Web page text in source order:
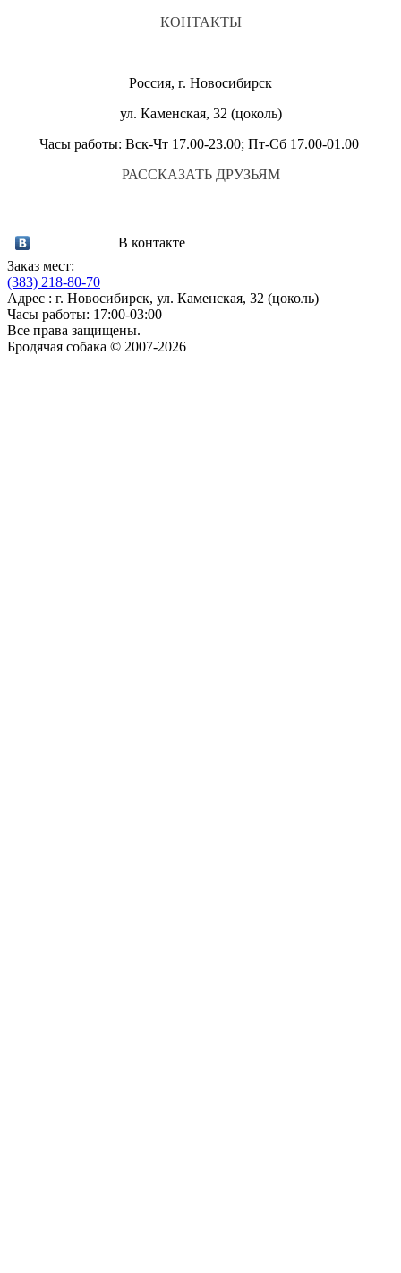
КОНТАКТЫ
Россия, г. Новосибирск
ул. Каменская, 32 (цоколь)
Часы работы: Вск-Чт 17.00-23.00; Пт-Сб 17.00-01.00
РАССКАЗАТЬ ДРУЗЬЯМ
В контакте
Заказ мест:
(383) 218-80-70
Адрес : г. Новосибирск, ул. Каменская, 32 (цоколь)
Часы работы: 17:00-03:00
Все права защищены.
Бродячая собака © 2007-2026